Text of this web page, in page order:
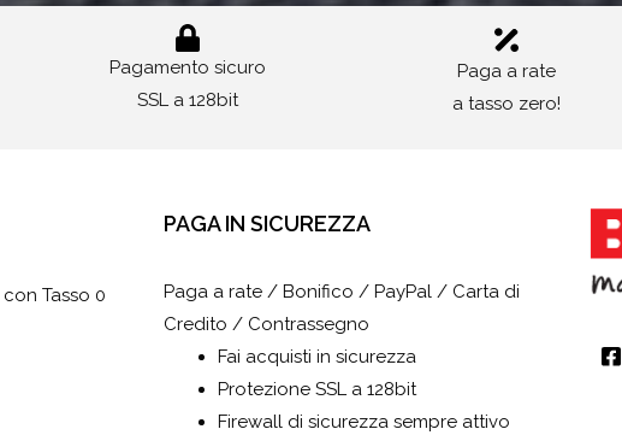
Pagamento sicuro
SSL a 128bit
Paga a rate
a tasso zero!
Tasso 0
PAGA IN SICUREZZA
Paga a rate / Bonifico / PayPal / Carta di
Credito / Contrassegno
Fai acquisti in sicurezza
Protezione SSL a 128bit
Firewall di sicurezza sempre attivo